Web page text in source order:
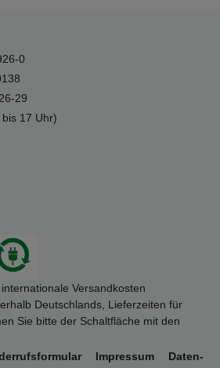
0
29
17 Uhr)
Versandkosten
Deutschlands, Lieferzeiten für
Sie bitte der Schaltfläche mit den
Impressum
Daten­